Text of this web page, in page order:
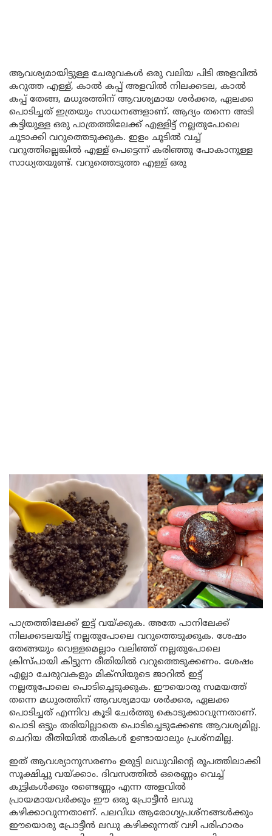
ആവശ്യമായിട്ടുള്ള ചേരുവകൾ ഒരു വലിയ പിടി അളവിൽ
കറുത്ത എള്ള്, കാൽ കപ്പ് അളവിൽ നിലക്കടല, കാൽ
കപ്പ് തേങ്ങ, മധുരത്തിന് ആവശ്യമായ ശർക്കര, ഏലക്ക
പൊടിച്ചത് ഇത്രയും സാധനങ്ങളാണ്. ആദ്യം തന്നെ അടി
കട്ടിയുള്ള ഒരു പാത്രത്തിലേക്ക് എള്ളിട്ട് നല്ലതുപോലെ
ചൂടാക്കി വറുത്തെടുക്കുക. ഇളം ചൂടിൽ വച്ച്
വറുത്തില്ലെങ്കിൽ എള്ള് പെട്ടെന്ന് കരിഞ്ഞു പോകാനുള്ള
സാധ്യതയുണ്ട്. വറുത്തെടുത്ത എള്ള് ഒരു
പാത്രത്തിലേക്ക് ഇട്ട് വയ്ക്കുക. അതേ പാനിലേക്ക്
നിലക്കടലയിട്ട് നല്ലതുപോലെ വറുത്തെടുക്കുക. ശേഷം
തേങ്ങയും വെള്ളമെല്ലാം വലിഞ്ഞ് നല്ലതുപോലെ
ക്രിസ്പായി കിട്ടുന്ന രീതിയിൽ വറുത്തെടുക്കണം. ശേഷം
എല്ലാ ചേരുവകളും മിക്സിയുടെ ജാറിൽ ഇട്ട്
നല്ലതുപോലെ പൊടിച്ചെടുക്കുക. ഈയൊരു സമയത്ത്
തന്നെ മധുരത്തിന് ആവശ്യമായ ശർക്കര, ഏലക്ക
പൊടിച്ചത് എന്നിവ കൂടി ചേർത്തു കൊടുക്കാവുന്നതാണ്.
പൊടി ഒട്ടും തരിയില്ലാതെ പൊടിച്ചെടുക്കേണ്ട ആവശ്യമില്ല.
ചെറിയ രീതിയിൽ തരികൾ ഉണ്ടായാലും പ്രശ്നമില്ല.
ഇത് ആവശ്യാനുസരണം ഉരുട്ടി ലഡുവിന്റെ രൂപത്തിലാക്കി
സൂക്ഷിച്ചു വയ്ക്കാം. ദിവസത്തിൽ ഒരെണ്ണം വെച്ച്
കുട്ടികൾക്കും രണ്ടെണ്ണം എന്ന അളവിൽ
പ്രായമായവർക്കും ഈ ഒരു പ്രോട്ടീൻ ലഡു
കഴിക്കാവുന്നതാണ്. പലവിധ ആരോഗ്യപ്രശ്നങ്ങൾക്കും
ഈയൊരു പ്രോട്ടീൻ ലഡു കഴിക്കുന്നത് വഴി പരിഹാരം